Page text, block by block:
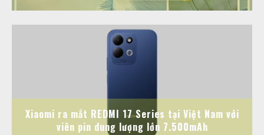
Xiaomi ra mắt REDMI 17 Series tại Việt Nam với
viên pin dung lượng lớn 7.500mAh